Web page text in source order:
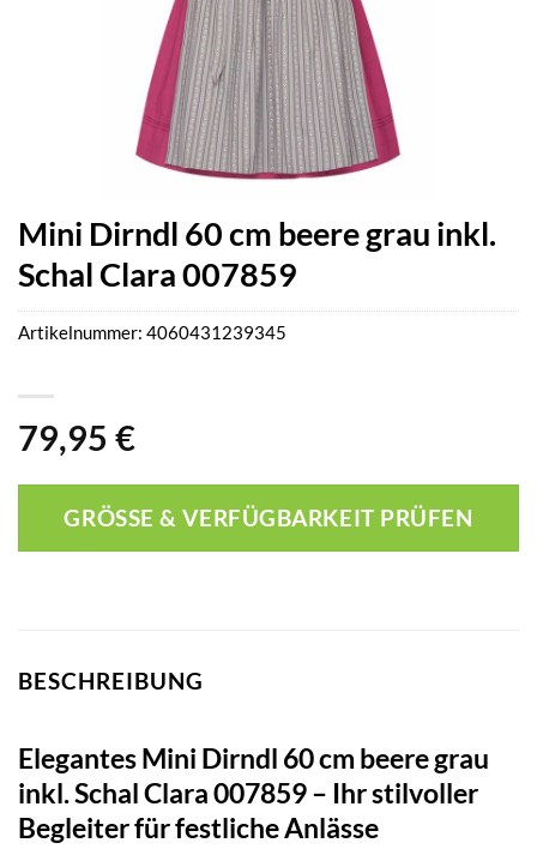
Mini Dirndl 60 cm beere grau inkl.
Schal Clara 007859
79,95 €
GRÖSSE & VERFÜGBARKEIT PRÜFEN
Artikelnummer: 4060431239345
BESCHREIBUNG
Elegantes Mini Dirndl 60 cm beere grau
inkl. Schal Clara 007859 – Ihr stilvoller
Begleiter für festliche Anlässe